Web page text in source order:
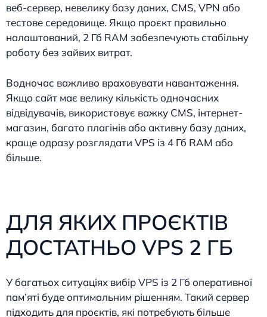
веб-сервер, невелику базу даних, CMS, VPN або
тестове середовище. Якщо проєкт правильно
налаштований, 2 Гб RAM забезпечують стабільну
роботу без зайвих витрат.
Водночас важливо враховувати навантаження.
Якщо сайт має велику кількість одночасних
відвідувачів, використовує важку CMS, інтернет-
магазин, багато плагінів або активну базу даних,
краще одразу розглядати VPS із 4 Гб RAM або
більше.
ДЛЯ ЯКИХ ПРОЄКТІВ
ДОСТАТНЬО VPS 2 ГБ
У багатьох ситуаціях вибір VPS із 2 Гб оперативної
пам’яті буде оптимальним рішенням. Такий сервер
підходить для проєктів, які потребують більше